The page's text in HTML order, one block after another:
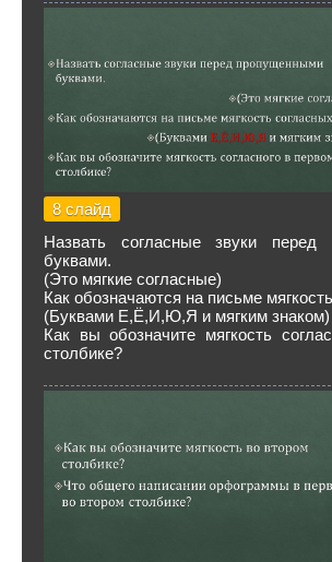
8 слайд
Назвать согласные звуки перед
буквами.
(Это мягкие согласные)
Как обозначаются на письме
(Буквами Е,Ё,И,Ю,Я и мягким знаком)
Как вы обозначите мягкость
столбике?